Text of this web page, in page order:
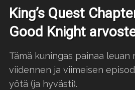
King’s Quest
Good Knight
Tämä kuningas painaa leuan
viidennen ja viimeisen
yötä (ja hyvästi).